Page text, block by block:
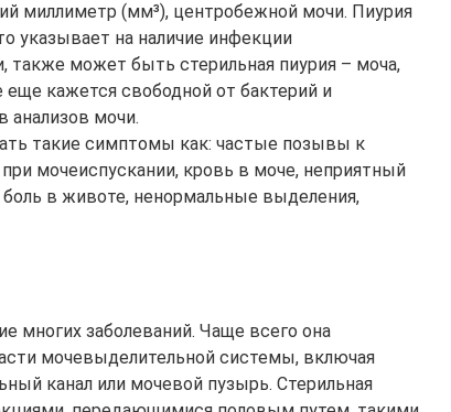
миллиметр (мм³), центробежной мочи. Пиурия
указывает на наличие инфекции
также может быть стерильная пиурия – моча,
кажется свободной от бактерий и
анализов мочи.
такие симптомы как: частые позывы к
мочеиспускании, кровь в моче, неприятный
боль в животе, ненормальные выделения,
многих заболеваний. Чаще всего она
мочевыделительной системы, включая
канал или мочевой пузырь. Стерильная